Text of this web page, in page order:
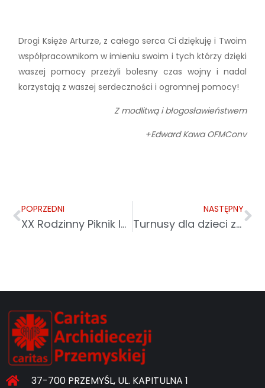
Drogi Księże Arturze, z całego serca Ci dziękuję i Twoim
współpracownikom w imieniu swoim i tych którzy dzięki
waszej pomocy przeżyli bolesny czas wojny i nadal
korzystają z waszej serdeczności i ogromnej pomocy!
Z modlitwą i błogosławieństwem
+Edward Kawa OFMConv
POPRZEDNI
XX Rodzinny Piknik Integracyjny Osób Niepełnosprawnych Powiatu Łańcuckiego „Bądźmy razem”
NASTĘPNY
Turnusy dla dzieci z Ukrainy i przygotowania do wakacji
37-700 PRZEMYŚL, UL. KAPITULNA 1